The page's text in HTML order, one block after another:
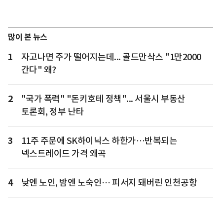
많이 본 뉴스
1
자고나면 주가 떨어지는데... 골드만삭스 "1만2000
간다" 왜?
2
"국가 폭력" "돈키호테 정책"... 서울시 부동산
토론회, 정부 난타
3
11주 주문에 SK하이닉스 하한가…반복되는
넥스트레이드 가격 왜곡
4 낮엔 노인, 밤엔 노숙인… 피서지 돼버린 인천공항